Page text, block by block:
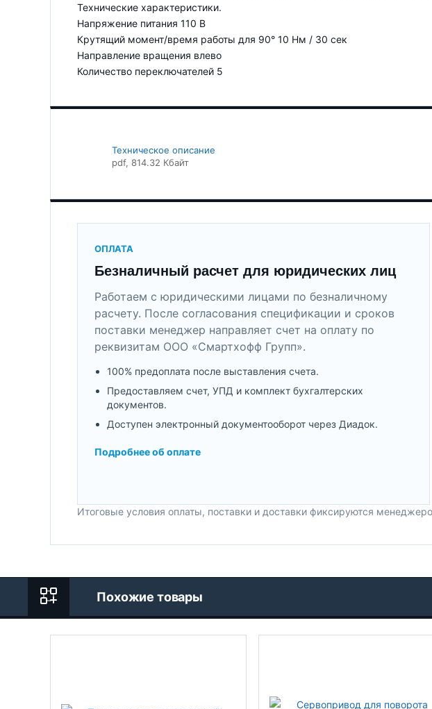
Технические характеристики.
Напряжение питания 110 В
Крутящий момент/время работы для 90° 10 Нм / 30 сек
Направление вращения влево
Количество переключателей 5
Техническое описание
pdf, 814.32 Кбайт
ОПЛАТА
Безналичный расчет для юридических лиц
Работаем с юридическими лицами по безналичному
расчету. После согласования спецификации и сроков
поставки менеджер направляет счет на оплату по
реквизитам ООО «Смартхофф Групп».
100% предоплата после выставления счета.
Предоставляем счет, УПД и комплект бухгалтерских
документов.
Доступен электронный документооборот через Диадок.
Подробнее об оплате
Итоговые условия оплаты, поставки и доставки фиксируются
Похожие товары